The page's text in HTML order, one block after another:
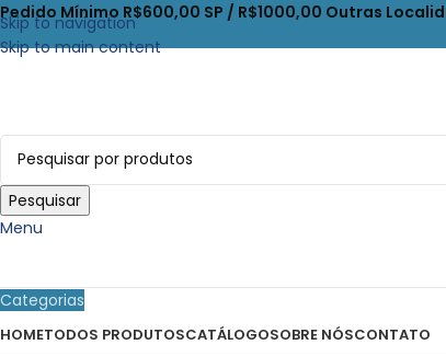
Skip to navigation
Skip to main content
Pedido Mínimo R$600,00 SP / R$1000,00 Outras
Pesquisar
Menu
Categorias
HOMETODOS PRODUTOSCATÁLOGOSOBRE NÓSCONTATO